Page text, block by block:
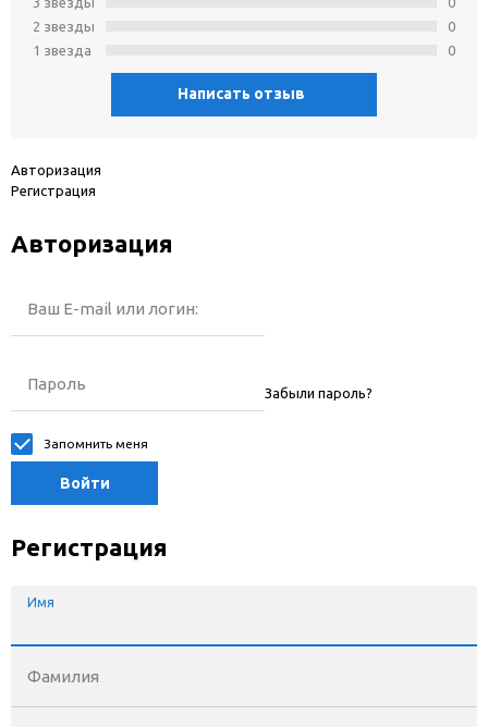
2 звeзды
1 звeзда
0
0
Написать отзыв
Авторизация
Регистрация
Авторизация
Ваш E-mail или логин:
Пароль Забыли пароль?
Запомнить меня
Войти
Регистрация
Имя
Фамилия